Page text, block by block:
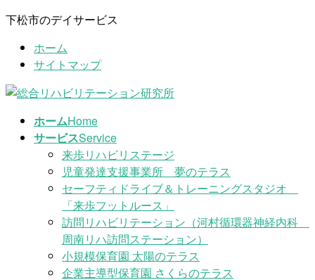
コ
ツ
ナ
シ
下松市のデイサービス
ホーム
サイトマップ
ホームHome
サービスService
来歩リハビリステージ
児童発達支援事業所 夢のテラス
セーフティドライブ＆トレーニングスタジオ
「来歩フットルース」
訪問リハビリテーション（河村循環器神経内科
周南リハ訪問ステーション）
小規模保育園 太陽のテラス
企業主導型保育園 さくらのテラス